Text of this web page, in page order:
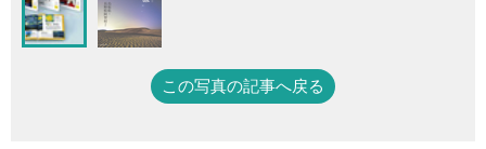
この写真の記事へ戻る